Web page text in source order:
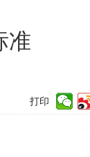
准
打印